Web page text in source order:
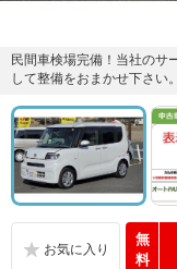
民間車検場完備！当社のサ
して整備をおまかせ下さい。
無
料